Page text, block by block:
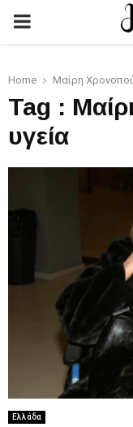
PRIMARY
Home Μαίρη
Tag :
υγεία
Ελλάδα